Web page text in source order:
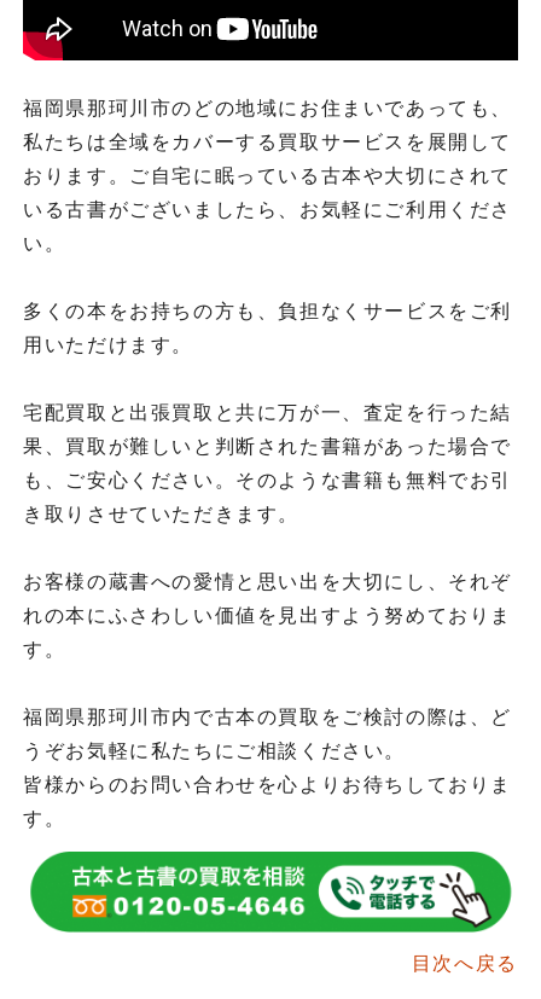
福岡県那珂川市のどの地域にお住まいであっても、
私たちは全域をカバーする買取サービスを展開して
おります。ご自宅に眠っている古本や大切にされて
いる古書がございましたら、お気軽にご利用くださ
い。
多くの本をお持ちの方も、負担なくサービスをご利
用いただけます。
宅配買取と出張買取と共に万が一、査定を行った結
果、買取が難しいと判断された書籍があった場合で
も、ご安心ください。そのような書籍も無料でお引
き取りさせていただきます。
お客様の蔵書への愛情と思い出を大切にし、それぞ
れの本にふさわしい価値を見出すよう努めておりま
す。
福岡県那珂川市内で古本の買取をご検討の際は、ど
うぞお気軽に私たちにご相談ください。
皆様からのお問い合わせを心よりお待ちしておりま
す。
目次へ戻る